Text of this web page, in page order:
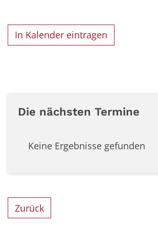
In Kalender eintragen
Die nächsten Termine
Keine Ergebnisse gefunden
Zurück